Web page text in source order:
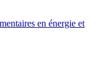
en énergie et